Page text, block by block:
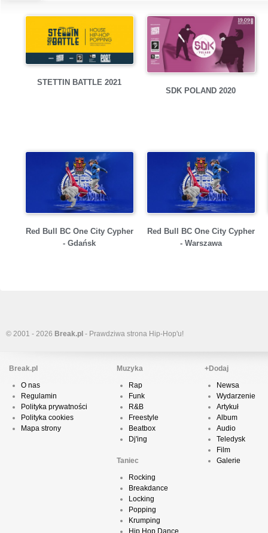
STETTIN BATTLE 2021
SDK POLAND 2020
Red Bull BC One City Cypher
- Gdańsk
Red Bull BC One City Cypher
- Warszawa
© 2001 - 2026 Break.pl - Prawdziwa strona Hip-Hop'u!
Break.pl
O nas
Regulamin
Polityka prywatności
Polityka cookies
Mapa strony
Muzyka
Rap
Funk
R&B
Freestyle
Beatbox
Dj'ing
Taniec
Rocking
Breakdance
Locking
Popping
Krumping
+Dodaj
Newsa
Wydarzenie
Artykuł
Album
Audio
Teledysk
Film
Galerie